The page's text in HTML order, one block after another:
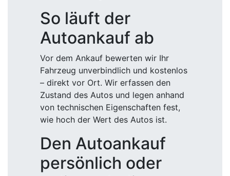
So läuft der
Autoankauf ab
Vor dem Ankauf bewerten wir Ihr
Fahrzeug unverbindlich und kostenlos
– direkt vor Ort. Wir erfassen den
Zustand des Autos und legen anhand
von technischen Eigenschaften fest,
wie hoch der Wert des Autos ist.
Den Autoankauf
persönlich oder